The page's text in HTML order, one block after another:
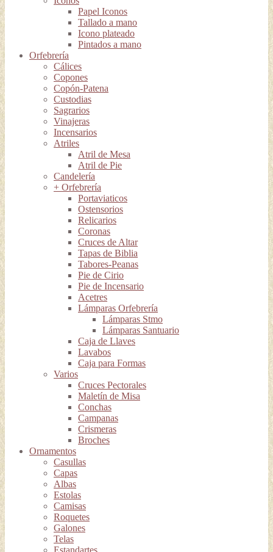
Papel Iconos
Tallado a mano
Icono plateado
Pintados a mano
Orfebrería
Cálices
Copones
Copón-Patena
Custodias
Sagrarios
Vinajeras
Incensarios
Atriles
Atril de Mesa
Atril de Pie
Candelería
+ Orfebrería
Portaviaticos
Ostensorios
Relicarios
Coronas
Cruces de Altar
Tapas de Biblia
Tabores-Peanas
Pie de Cirio
Pie de Incensario
Acetres
Lámparas Orfebrería
Lámparas Stmo
Lámparas Santuario
Caja de Llaves
Lavabos
Caja para Formas
Varios
Cruces Pectorales
Maletín de Misa
Conchas
Campanas
Crismeras
Broches
Ornamentos
Casullas
Capas
Albas
Estolas
Camisas
Roquetes
Galones
Telas
Estandartes